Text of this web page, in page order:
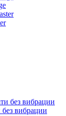
вибрации